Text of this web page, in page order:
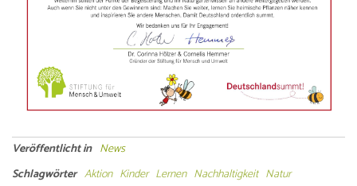
Veröffentlicht in News
Schlagwörter Aktion Kinder Lernen Nachhaltigkeit Natur